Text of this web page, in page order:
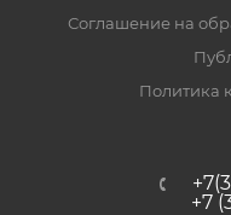
Соглашение на
Политика
+7